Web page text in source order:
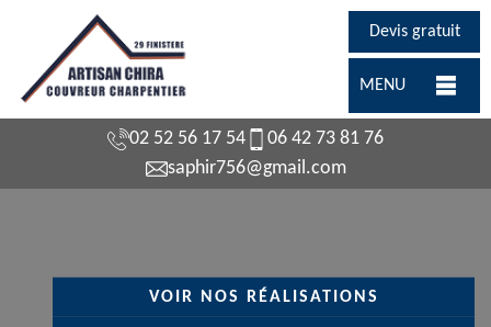
Devis gratuit
MENU
02 52 56 17 54
06 42 73 81 76
saphir756@gmail.com
VOIR NOS RÉALISATIONS